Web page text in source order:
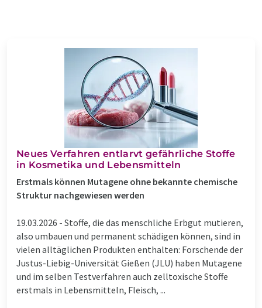
Neues Verfahren entlarvt gefährliche Stoffe
in Kosmetika und Lebensmitteln
Erstmals können Mutagene ohne bekannte chemische
Struktur nachgewiesen werden
19.03.2026 - Stoffe, die das menschliche Erbgut mutieren,
also umbauen und permanent schädigen können, sind in
vielen alltäglichen Produkten enthalten: Forschende der
Justus-Liebig-Universität Gießen (JLU) haben Mutagene
und im selben Testverfahren auch zelltoxische Stoffe
erstmals in Lebensmitteln, Fleisch, ...